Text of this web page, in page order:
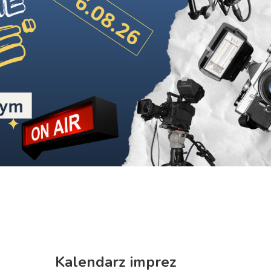
Next
Kalendarz imprez